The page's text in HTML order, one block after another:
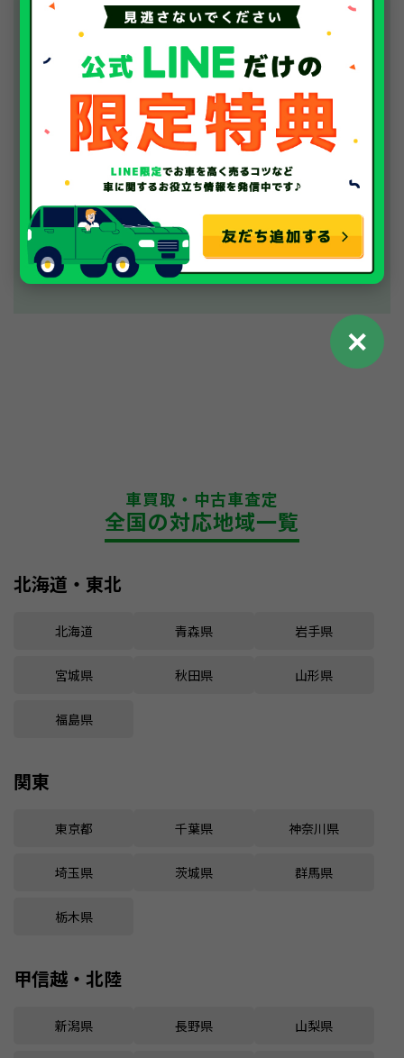
WEBでの査定はこちらから！
24時間受付中！
車買取・中古車査定
全国の対応地域一覧
北海道・東北
北海道 青森県 岩手県
宮城県 秋田県 山形県
福島県
関東
東京都 千葉県 神奈川県
埼玉県 茨城県 群馬県
栃木県
甲信越・北陸
新潟県 長野県 山梨県
✕